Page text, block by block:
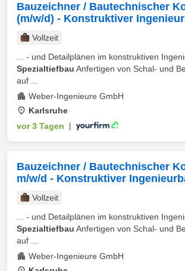
Bauzeichner / Bautechnischer
(m/w/d) - Konstruktiver
Vollzeit
... - und Detailplänen im konstruktiven
Spezialtiefbau Anfertigen von Schal- und
auf ...
Weber-Ingenieure GmbH
Karlsruhe
vor 3 Tagen
Bauzeichner / Bautechnischer
m/w/d - Konstruktiver
Vollzeit
... ‑ und Detailplänen im konstruktiven
Spezialtiefbau Anfertigen von Schal‑ und
auf ...
Weber-Ingenieure GmbH